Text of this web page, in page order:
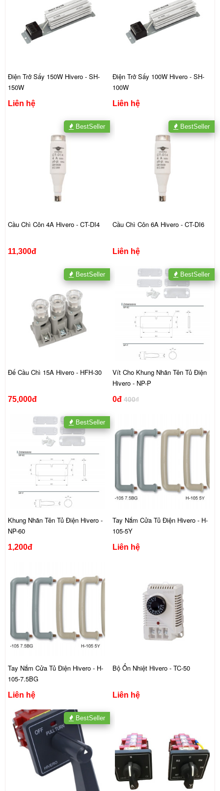
Điện Trở Sấy 150W Hivero - SH-
150W
Liên hệ
Điện Trở Sấy 100W Hivero - SH-
100W
Liên hệ
Cầu Chì Côn 4A Hivero - CT-DI4
11,300đ
BestSeller
Cầu Chì Côn 6A Hivero - CT-DI6
Liên hệ
BestSeller
Đế Cầu Chì 15A Hivero - HFH-30
75,000đ
BestSeller
Vít Cho Khung Nhãn Tên Tủ Điện
Hivero - NP-P
0đ 400₫
BestSeller
Khung Nhãn Tên Tủ Điện Hivero -
NP-60
1,200đ
BestSeller
Tay Nắm Cửa Tủ Điện Hivero - H-
105-5Y
Liên hệ
Tay Nắm Cửa Tủ Điện Hivero - H-
105-7.5BG
Liên hệ
Bộ Ổn Nhiệt Hivero - TC-50
Liên hệ
BestSeller